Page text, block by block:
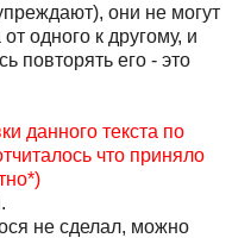
они не могут
одного к другому, и
повторять его - это
данного текста по
что приняло
не сделал, можно